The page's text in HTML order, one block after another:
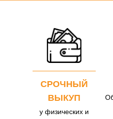
СРОЧНЫЙ
ВЫКУП
у физических и